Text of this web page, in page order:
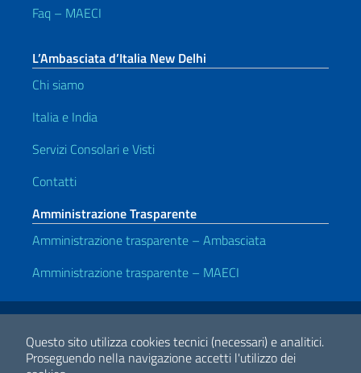
Questo sito utilizza cookies tecnici (necessari) e analitici.
Proseguendo nella navigazione accetti l'utilizzo dei
Faq – MAECI
L’Ambasciata d’Italia New Delhi
Chi siamo
Italia e India
Servizi Consolari e Visti
Contatti
Amministrazione Trasparente
Amministrazione trasparente – Ambasciata
Amministrazione trasparente – MAECI
Link Utili